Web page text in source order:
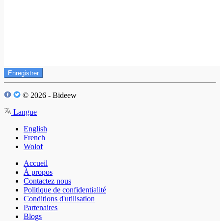
Enregistrer
© 2026 - Bideew
Langue
English
French
Wolof
Accueil
À propos
Contactez nous
Politique de confidentialité
Conditions d'utilisation
Partenaires
Blogs